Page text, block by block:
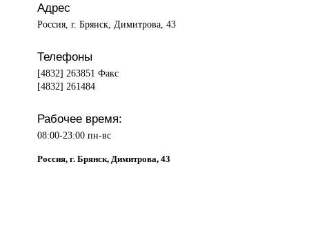
Адрес
Россия, г. Брянск, Димитрова, 43
Телефоны
[4832] 263851 Факс
[4832] 261484
Рабочее время:
08:00-23:00 пн-вс
Россия, г. Брянск, Димитрова, 43